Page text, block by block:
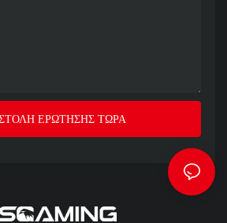
ΕΡΏΤΗΣΗΣ ΤΏΡΑ